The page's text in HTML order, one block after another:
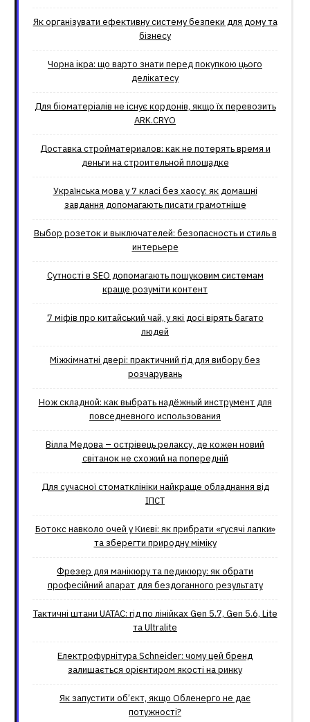
Як організувати ефективну систему безпеки для дому та
бізнесу
Чорна ікра: що варто знати перед покупкою цього
делікатесу
Для біоматеріалів не існує кордонів, якщо їх перевозить
ARK.CRYO
Доставка стройматериалов: как не потерять время и
деньги на строительной площадке
Українська мова у 7 класі без хаосу: як домашні
завдання допомагають писати грамотніше
Выбор розеток и выключателей: безопасность и стиль в
интерьере
Сутності в SEO допомагають пошуковим системам
краще розуміти контент
7 міфів про китайський чай, у які досі вірять багато
людей
Міжкімнатні двері: практичний гід для вибору без
розчарувань
Нож складной: как выбрать надёжный инструмент для
повседневного использования
Вілла Медова – острівець релаксу, де кожен новий
світанок не схожий на попередній
Для сучасної стоматклініки найкраще обладнання від
ІПСТ
Ботокс навколо очей у Києві: як прибрати «гусячі лапки»
та зберегти природну міміку
Фрезер для манікюру та педикюру: як обрати
професійний апарат для бездоганного результату
Тактичні штани UATAC: гід по лінійках Gen 5.7, Gen 5.6, Lite
та Ultralite
Електрофурнітура Schneider: чому цей бренд
залишається орієнтиром якості на ринку
Як запустити об’єкт, якщо Обленерго не дає
потужності?